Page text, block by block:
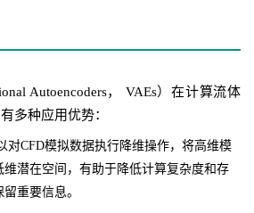
Autoencoders， VAEs）在计算流体
多种应用优势：
对CFD模拟数据执行降维操作，将高维模
维潜在空间，有助于降低计算复杂度和存
重要信息。